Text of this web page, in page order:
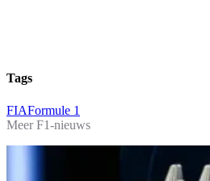
Tags
FIAFormule 1
Meer F1-nieuws